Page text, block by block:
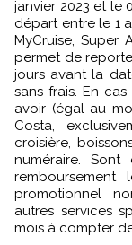
janvier 2023 et le
départ entre le 1
MyCruise, Super
permet de
jours avant la
sans frais. En
avoir (égal au
Costa,
croisière,
numéraire.
promotionnel
autres services
mois à compter